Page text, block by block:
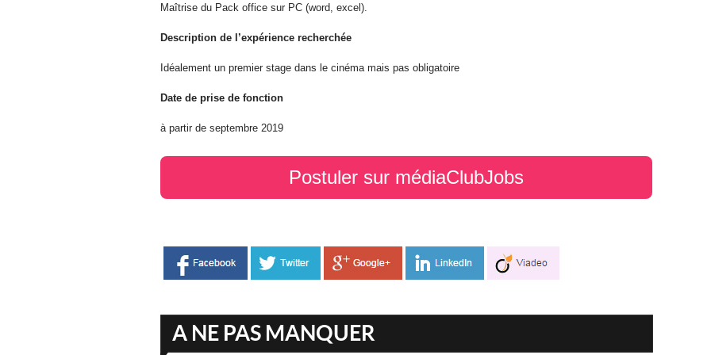
Maîtrise du Pack office sur PC (word, excel).
Description de l’expérience recherchée
Idéalement un premier stage dans le cinéma mais pas obligatoire
Date de prise de fonction
à partir de septembre 2019
Postuler sur médiaClubJobs
A NE PAS MANQUER